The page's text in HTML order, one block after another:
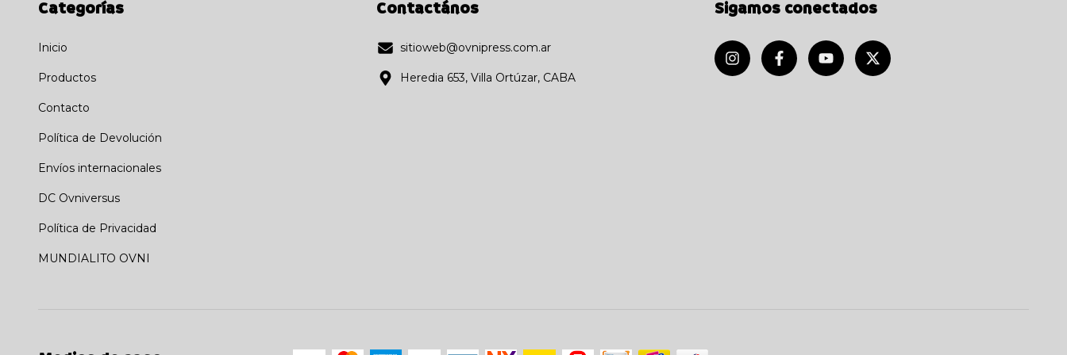
Categorías
Inicio
Productos
Contacto
Política de Devolución
Envíos internacionales
DC Ovniversus
Política de Privacidad
MUNDIALITO OVNI
Contactános
sitioweb@ovnipress.com.ar
Heredia 653, Villa Ortúzar, CABA
Sigamos conectados